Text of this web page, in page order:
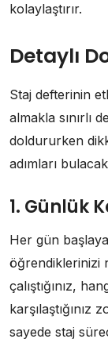
kolaylaştırır.
Detaylı
Staj defterinin
almakla sınırlı
doldururken
adımları
1. Günlük
Her gün
öğrendiklerinizi
çalıştığınız,
karşılaştığınız
sayede staj